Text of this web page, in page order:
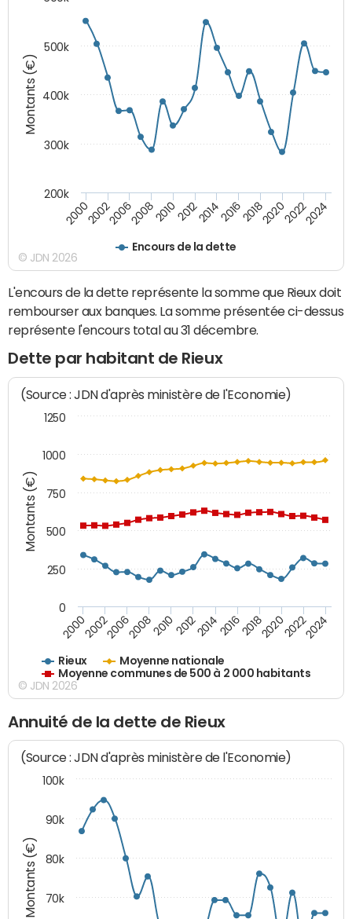
Montants (€)
Encours de la dette
200020022006200820102012201420162018202020222024
200k
300k
400k
500k
© JDN 2026
L'encours de la dette représente la somme que Rieux doit
rembourser aux banques. La somme présentée ci-dessus
représente l'encours total au 31 décembre.
Dette par habitant de Rieux
Montants (€)
(Source : JDN d'après ministère de l'Economie)
Rieux
Moyenne nationale
Moyenne communes de 500 à 2 000 habitants
200020022006200820102012201420162018202020222024
0
250
500
750
1000
1250
© JDN 2026
Annuité de la dette de Rieux
Montants (€)
(Source : JDN d'après ministère de l'Economie)
70k
80k
90k
100k